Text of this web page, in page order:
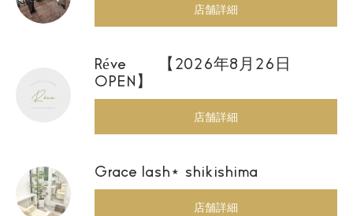
店舗詳細
Réve 【2026年8月26日
OPEN】
店舗詳細
Grace lash⋆ shikishima
店舗詳細